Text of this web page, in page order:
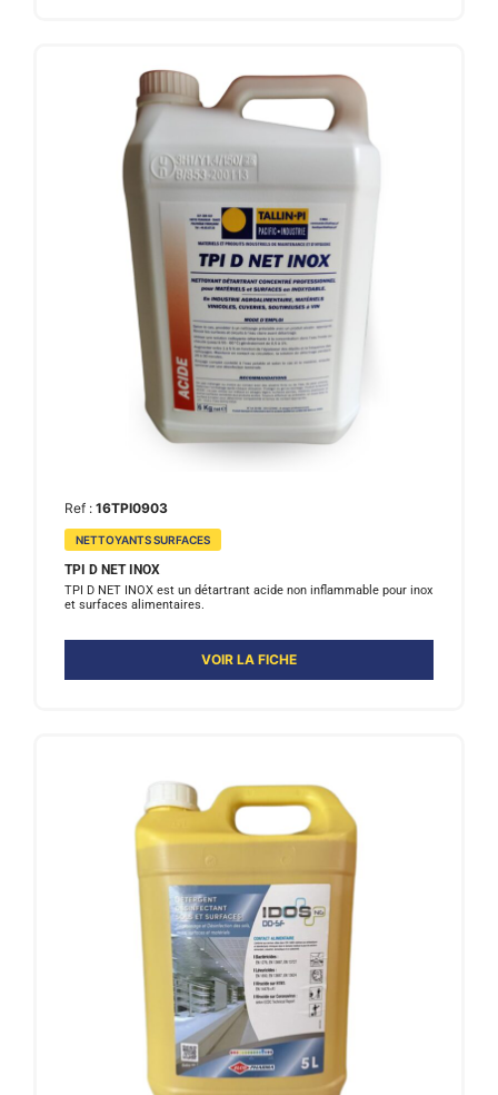
Ref : 16TPI0903
NETTOYANTS SURFACES
TPI D NET INOX
TPI D NET INOX est un détartrant acide non inflammable pour inox
et surfaces alimentaires.
VOIR LA FICHE